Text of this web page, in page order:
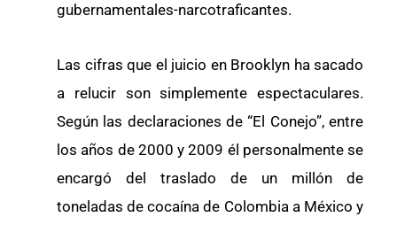
gubernamentales-narcotraficantes.
Las cifras que el juicio en Brooklyn ha sacado
a relucir son simplemente espectaculares.
Según las declaraciones de “El Conejo”, entre
los años de 2000 y 2009 él personalmente se
encargó del traslado de un millón de
toneladas de cocaína de Colombia a México y